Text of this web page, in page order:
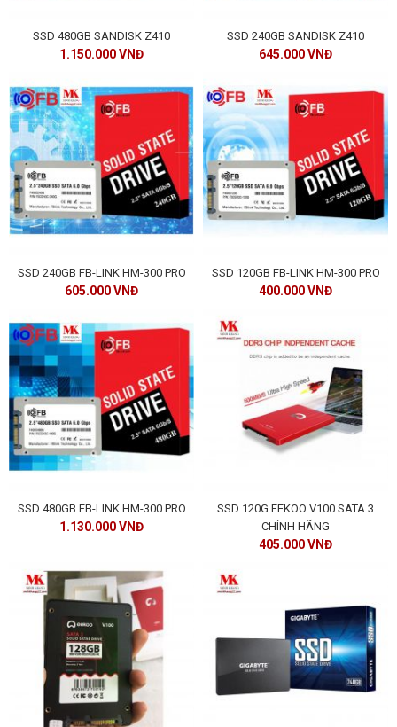
SSD 480GB SANDISK Z410
1.150.000 VNĐ
SSD 240GB SANDISK Z410
645.000 VNĐ
SSD 240GB FB-LINK HM-300 PRO
605.000 VNĐ
SSD 120GB FB-LINK HM-300 PRO
400.000 VNĐ
SSD 480GB FB-LINK HM-300 PRO
1.130.000 VNĐ
SSD 120G EEKOO V100 SATA 3
CHÍNH HÃNG
405.000 VNĐ